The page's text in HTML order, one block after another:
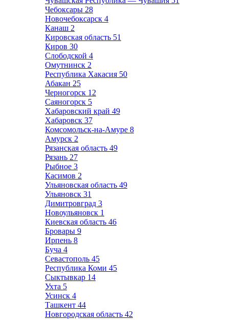
Чебоксары 28
Новочебоксарск 4
Канаш 2
Кировская область 51
Киров 30
Слободской 4
Омутнинск 2
Республика Хакасия 50
Абакан 25
Черногорск 12
Саяногорск 5
Хабаровский край 49
Хабаровск 37
Комсомольск-на-Амуре 8
Амурск 2
Рязанская область 49
Рязань 27
Рыбное 3
Касимов 2
Ульяновская область 49
Ульяновск 31
Димитровград 3
Новоульяновск 1
Киевская область 46
Бровары 9
Ирпень 8
Буча 4
Севастополь 45
Республика Коми 45
Сыктывкар 14
Ухта 5
Усинск 4
Ташкент 44
Новгородская область 42